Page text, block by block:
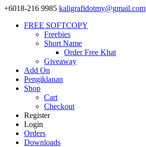
+6018-216 9985 kaligrafidotmy@gmail.com
FREE SOFTCOPY
Freebies
Short Name
Order Free Khat
Giveaway
Add On
Pengiklanan
Shop
Cart
Checkout
Register
Login
Orders
Downloads